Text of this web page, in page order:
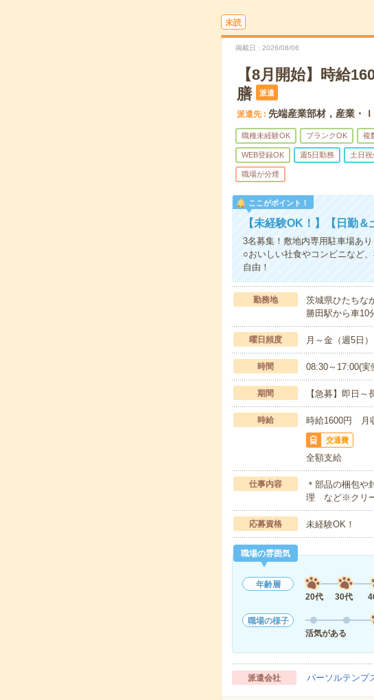
未読
掲載日 2026/08/06
【8月開始】時給
膳
派遣
派遣先 先端産業部材，産業・
職種未経験OK ブランクOK 複
WEB登録OK 週5日勤務 土日祝
職場が分煙
ここがポイント！
【未経験OK！】【日勤
3名募集！敷地内専用駐車場あ
○おいしい社食やコンビニなど
自由！
勤務地
茨城県ひたちな
勝田駅から車10
曜日頻度 月～金（週5日
時間 08:30～17:00(
期間 【急募】即日
時給 時給1600円 月
交通費
全額支給
仕事内容
＊部品の梱包や
理 など※クリー
応募資格 未経験OK！
職場の雰囲気
年齢層
20代
30代
職場の様子
活気がある
派遣会社 パーソルテン